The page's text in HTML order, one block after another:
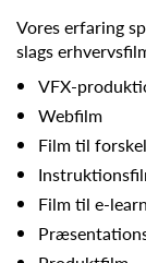
Vores erfaring
slags
VFX-
Webfilm
Film til
Film til e-